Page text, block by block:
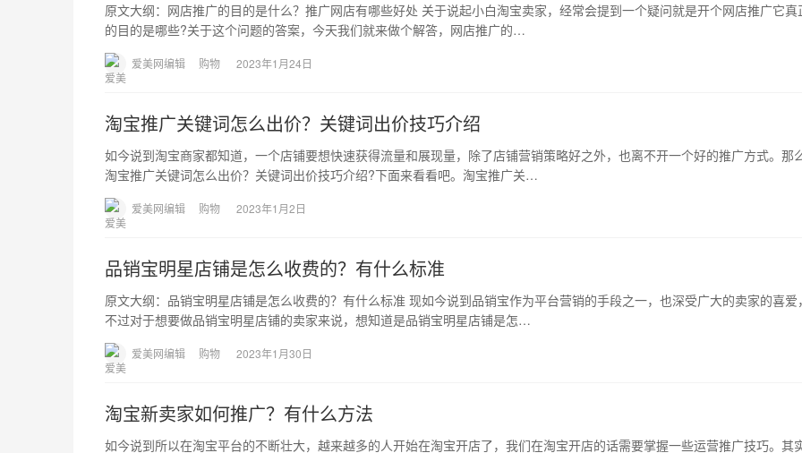
原文大纲：网店推广的目的是什么？推广网店有哪些好处 关于说起小白淘宝卖家，经常会提到一个疑问就是开个网店推广它真
的目的是哪些?关于这个问题的答案，今天我们就来做个解答，网店推广的…
爱美网编辑 购物 2023年1月24日
淘宝推广关键词怎么出价？关键词出价技巧介绍
如今说到淘宝商家都知道，一个店铺要想快速获得流量和展现量，除了店铺营销策略好之外，也离不开一个好的推广方式。那
淘宝推广关键词怎么出价？关键词出价技巧介绍?下面来看看吧。淘宝推广关…
爱美网编辑 购物 2023年1月2日
品销宝明星店铺是怎么收费的？有什么标准
原文大纲：品销宝明星店铺是怎么收费的？有什么标准 现如今说到品销宝作为平台营销的手段之一，也深受广大的卖家的喜爱，
不过对于想要做品销宝明星店铺的卖家来说，想知道是品销宝明星店铺是怎…
爱美网编辑 购物 2023年1月30日
淘宝新卖家如何推广？有什么方法
如今说到所以在淘宝平台的不断壮大，越来越多的人开始在淘宝开店了，我们在淘宝开店的话需要掌握一些运营推广技巧。其